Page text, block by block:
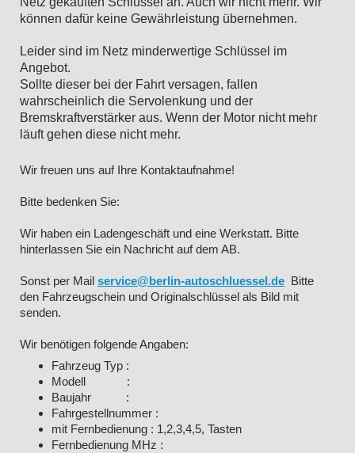
können dafür keine Gewährleistung übernehmen.
Leider sind im Netz minderwertige Schlüssel im
Angebot.
Sollte dieser bei der Fahrt versagen, fallen
wahrscheinlich die Servolenkung und der
Bremskraftverstärker aus. Wenn der Motor nicht mehr
läuft gehen diese nicht mehr.
Wir freuen uns auf Ihre Kontaktaufnahme!
Bitte bedenken Sie:
Wir haben ein Ladengeschäft und eine Werkstatt. Bitte
hinterlassen Sie ein Nachricht auf dem AB.
Sonst per Mail service@berlin-autoschluessel.de Bitte
den Fahrzeugschein und Originalschlüssel als Bild mit
senden.
Wir benötigen folgende Angaben:
Fahrzeug Typ :
Modell :
Baujahr :
Fahrgestellnummer :
mit Fernbedienung : 1,2,3,4,5, Tasten
Fernbedienung MHz :